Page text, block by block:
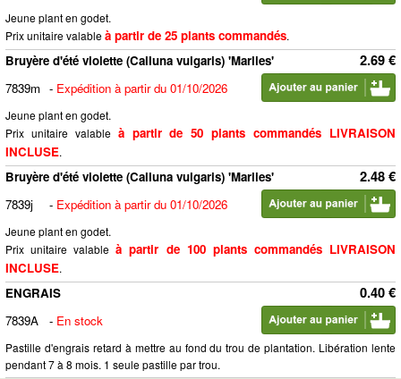
Jeune plant en godet.
Prix unitaire valableà partir de 25 plants commandés.
2.69 €
Bruyère d'été violette (Calluna vulgaris) 'Marlies'
7839m - Expédition à partir du 01/10/2026
Jeune plant en godet.
Prix unitaire valable à partir de 50 plants commandés LIVRAISON
INCLUSE.
2.48 €
Bruyère d'été violette (Calluna vulgaris) 'Marlies'
7839j
- Expédition à partir du 01/10/2026
Jeune plant en godet.
Prix unitaire valableà partir de 100 plants commandés LIVRAISON
INCLUSE.
0.40 €
ENGRAIS
7839A
- En stock
Pastille d'engrais retard à mettre au fond du trou de plantation. Libération lente
pendant 7 à 8 mois. 1 seule pastille par trou.